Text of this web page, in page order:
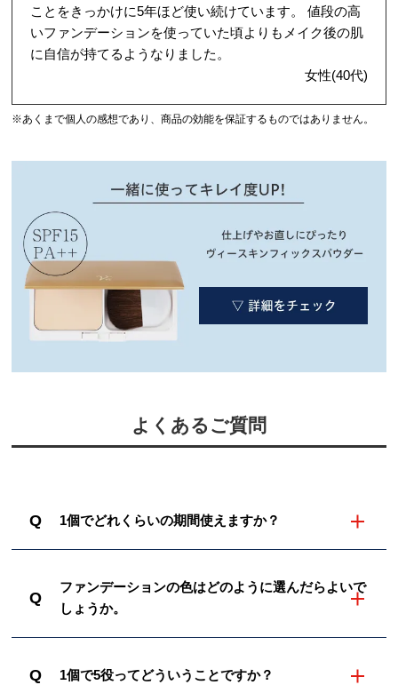
ことをきっかけに5年ほど使い続けています。 値段の高
いファンデーションを使っていた頃よりもメイク後の肌
に自信が持てるようなりました。
女性(40代)
※あくまで個人の感想であり、商品の効能を保証するものではありません。
よくあるご質問
Q 1個でどれくらいの期間使えますか？
Q
ファンデーションの色はどのように選んだらよいで
しょうか。
Q 1個で5役ってどういうことですか？